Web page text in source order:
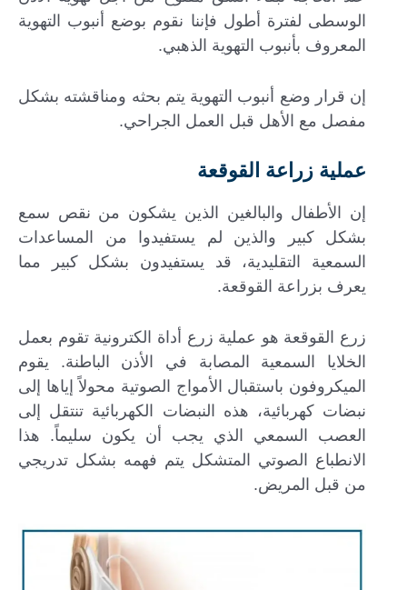
الوسطى لفترة أطول فإننا نقوم بوضع أنبوب التهوية
المعروف بأنبوب التهوية الذهبي.
إن قرار وضع أنبوب التهوية يتم بحثه ومناقشته بشكل
مفصل مع الأهل قبل العمل الجراحي.
عملية زراعة القوقعة
إن الأطفال والبالغين الذين يشكون من نقص سمع
بشكل كبير والذين لم يستفيدوا من المساعدات
السمعية التقليدية، قد يستفيدون بشكل كبير مما
يعرف بزراعة القوقعة.
زرع القوقعة هو عملية زرع أداة الكترونية تقوم بعمل
الخلايا السمعية المصابة في الأذن الباطنة. يقوم
الميكروفون باستقبال الأمواج الصوتية محولاً إياها إلى
نبضات كهربائية، هذه النبضات الكهربائية تنتقل إلى
العصب السمعي الذي يجب أن يكون سليماً. هذا
الانطباع الصوتي المتشكل يتم فهمه بشكل تدريجي
من قبل المريض.